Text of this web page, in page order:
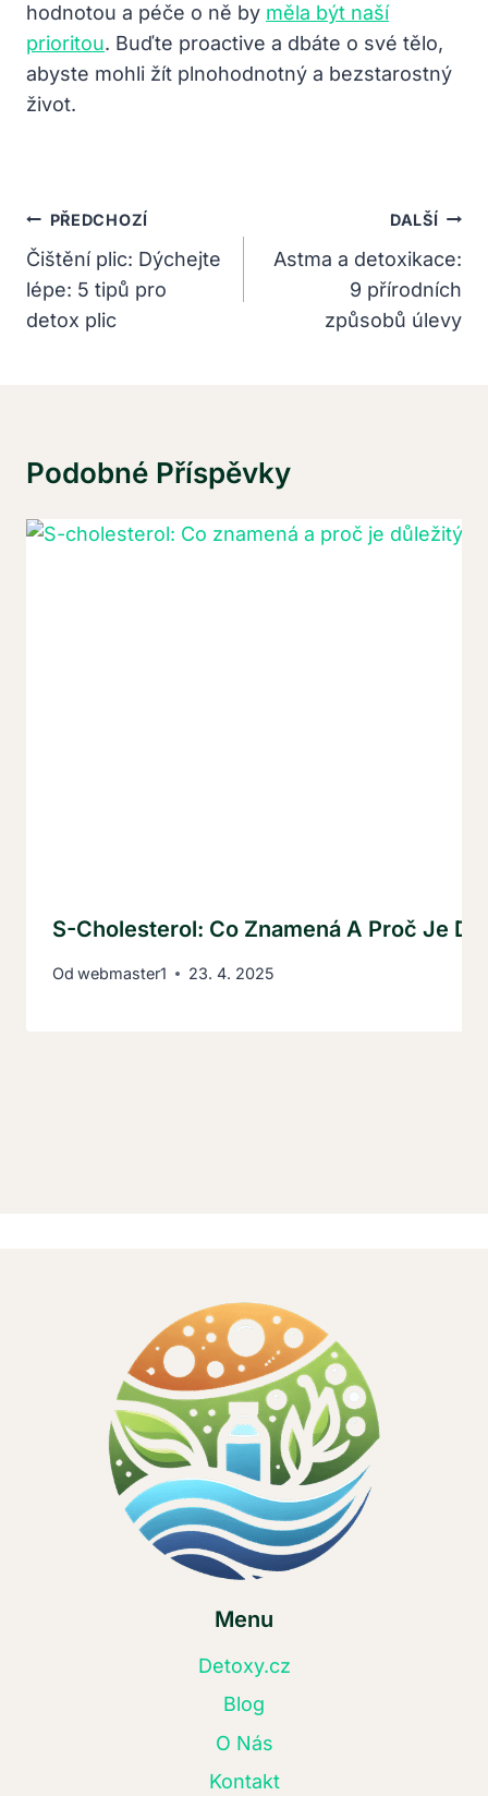
hodnotou a péče o ně by měla být naší
prioritou. Buďte proactive a dbáte o své tělo,
abyste mohli žít plnohodnotný a bezstarostný
život.
Navigace
Pro
Příspěvek
PŘEDCHOZÍ
Čištění plic: Dýchejte
lépe: 5 tipů pro
detox plic
DALŠÍ
Astma a detoxikace:
9 přírodních
způsobů úlevy
Podobné Příspěvky
S-Cholesterol: Co Znamená A Proč Je
Od webmaster1 23. 4. 2025
Menu
Detoxy.cz
Blog
O Nás
Kontakt